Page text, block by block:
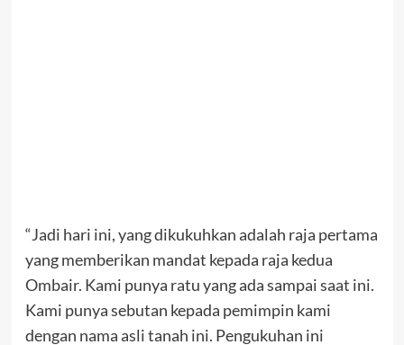
“Jadi hari ini, yang dikukuhkan adalah raja pertama
yang memberikan mandat kepada raja kedua
Ombair. Kami punya ratu yang ada sampai saat ini.
Kami punya sebutan kepada pemimpin kami
dengan nama asli tanah ini. Pengukuhan ini